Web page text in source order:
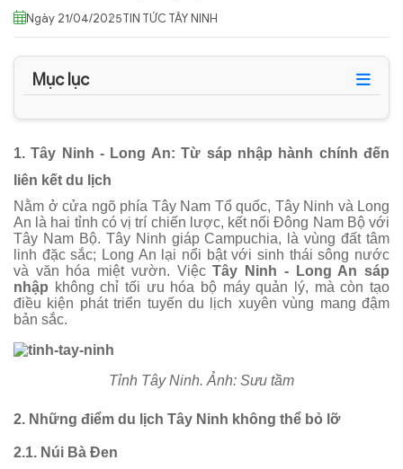
Ngày 21/04/2025TIN TỨC TÂY NINH
Mục lục
1. Tây Ninh - Long An: Từ sáp nhập hành chính đến
liên kết du lịch
Nằm ở cửa ngõ phía Tây Nam Tổ quốc, Tây Ninh và Long
An là hai tỉnh có vị trí chiến lược, kết nối Đông Nam Bộ với
Tây Nam Bộ. Tây Ninh giáp Campuchia, là vùng đất tâm
linh đặc sắc; Long An lại nổi bật với sinh thái sông nước
và văn hóa miệt vườn. ViệcTây Ninh - Long An sáp
nhập không chỉ tối ưu hóa bộ máy quản lý, mà còn tạo
điều kiện phát triển tuyến du lịch xuyên vùng mang đậm
bản sắc.
Tỉnh Tây Ninh. Ảnh: Sưu tầm
2. Những điểm du lịch Tây Ninh không thể bỏ lỡ
2.1. Núi Bà Đen